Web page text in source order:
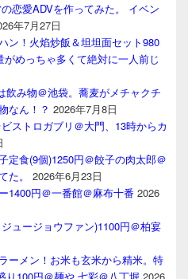
恋愛ADVを作ってみた。 イベン
年7月27日
ン！火焰炒飯＆坦坦面セット980
めっちゃ多くて絶対に一人前じ
飲み物＠池袋。蕎麦がメチャクチ
なん！？ 2026年7月8日
ストロガブリ＠大門、13時からカ
定食(9個)1250円＠餃子の肉太郎＠
。
2026年6月23日
1400円＠一番館＠麻布十番 2026
ュージョウファン)1100円＠柏宴
ーメン！お米も玄米から精米。特